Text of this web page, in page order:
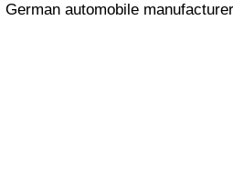
German automobile